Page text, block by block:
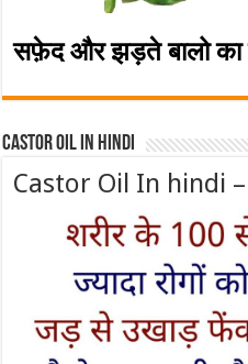
सफ़ेद और झड़ते बालो
Castor Oil In Hindi
Castor Oil In hindi